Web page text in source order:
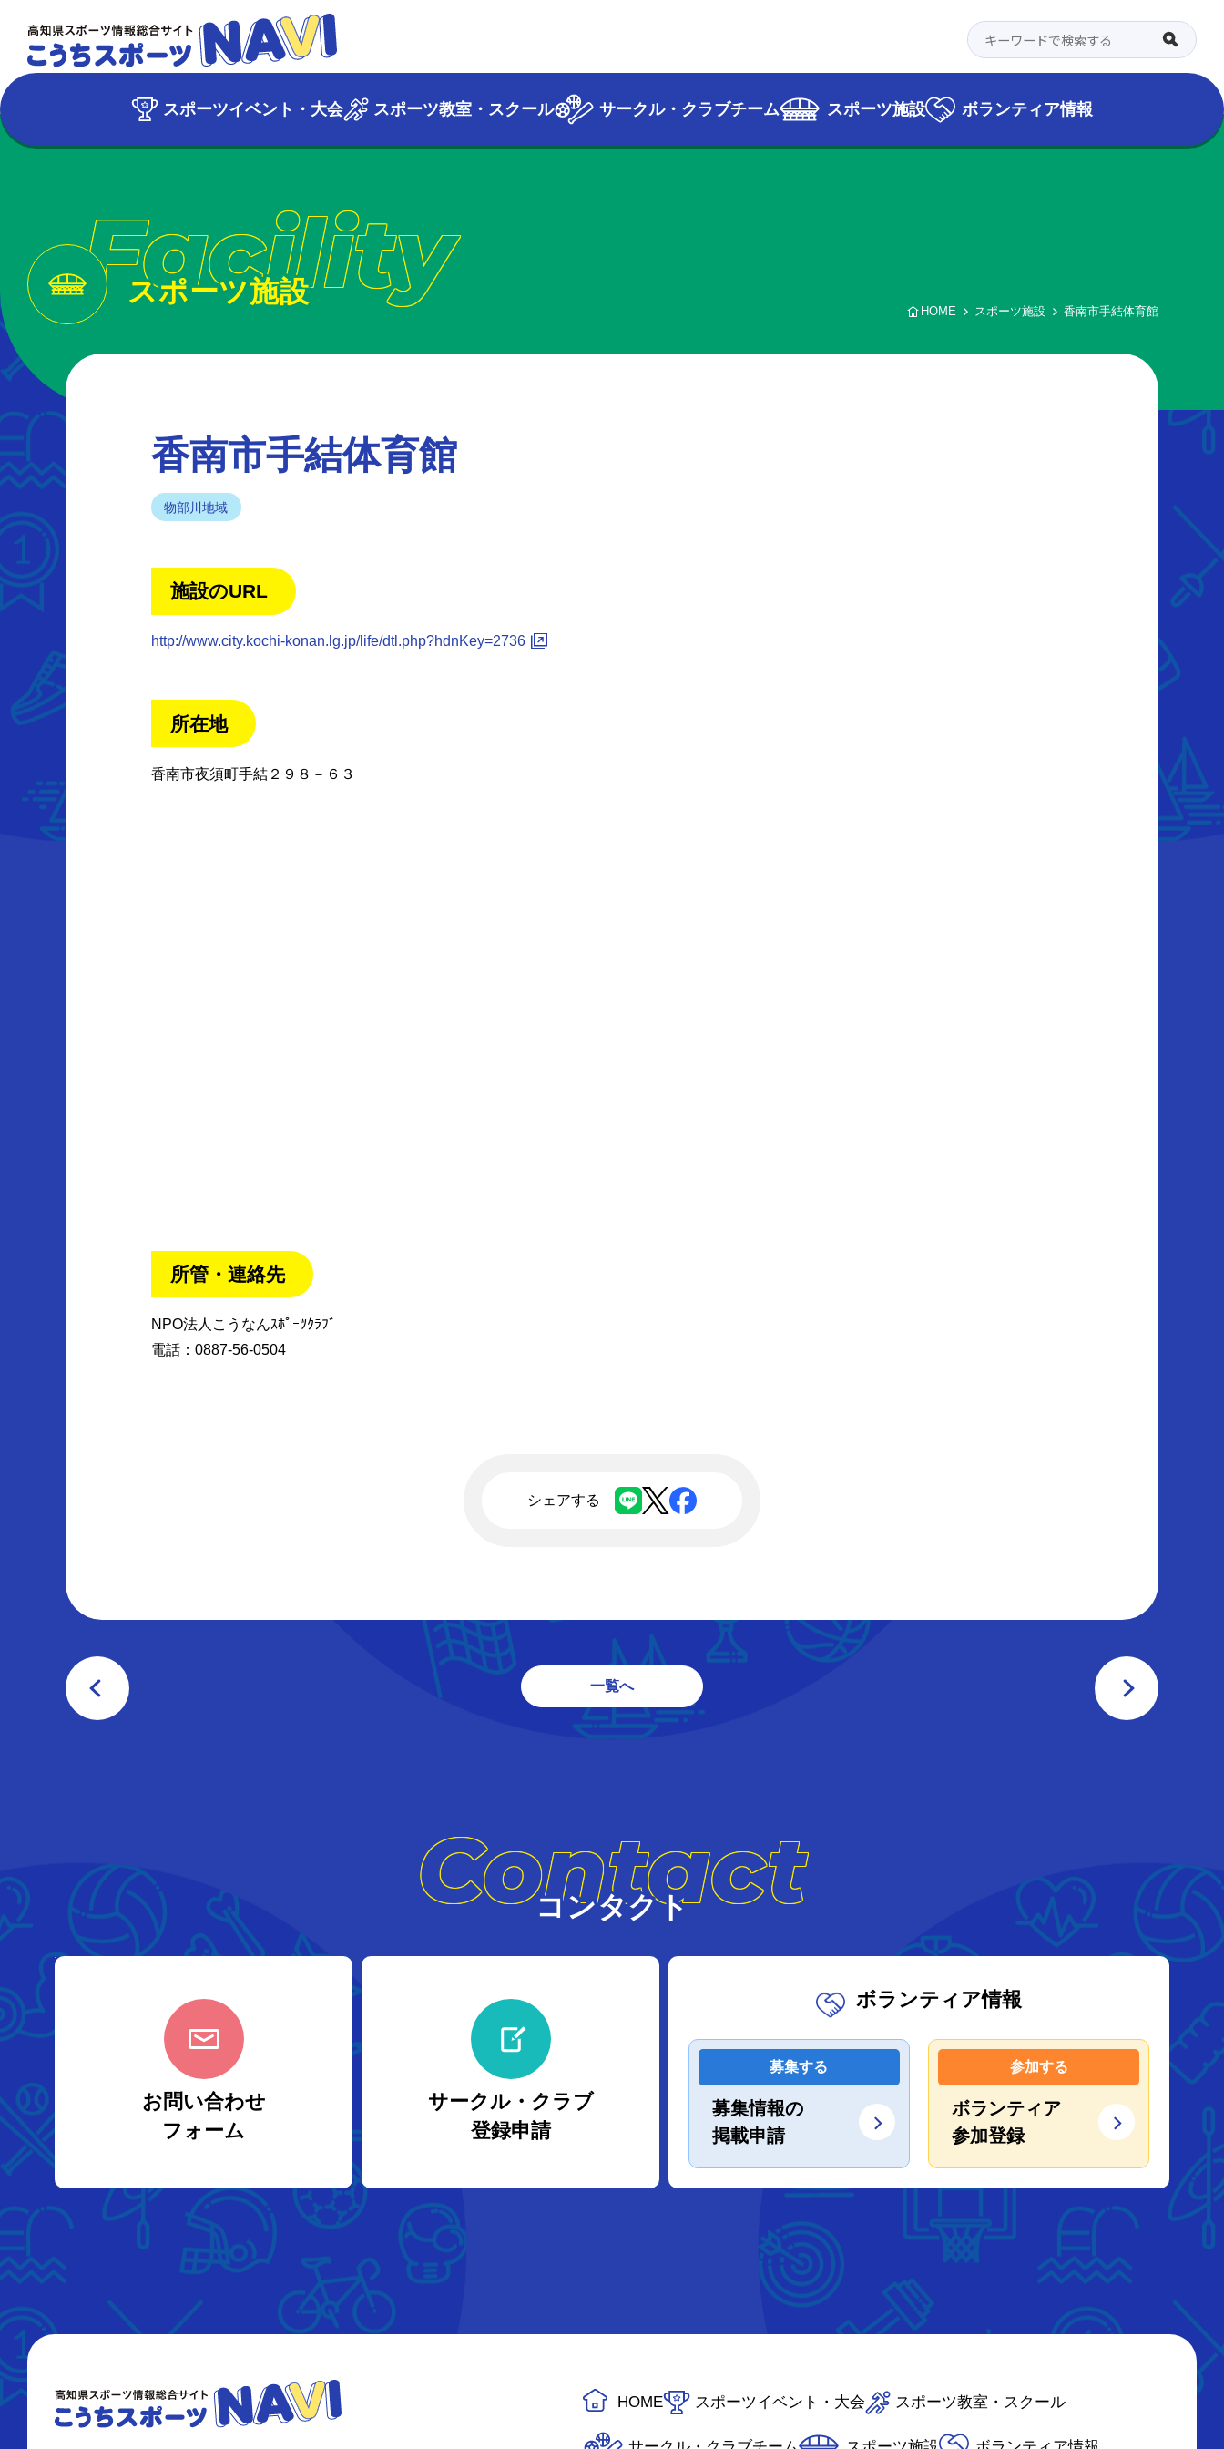
スポーツイベント・大会 スポーツ教室・スクール サークル・クラブチーム スポーツ施設 ボランティア情報
Facility
スポーツ施設
HOME スポーツ施設 香南市手結体育館
香南市手結体育館
物部川地域
施設のURL
http://www.city.kochi-konan.lg.jp/life/dtl.php?hdnKey=2736
所在地
香南市夜須町手結２９８－６３
所管・連絡先
NPO法人こうなんｽﾎﾟｰﾂｸﾗﾌﾞ
電話：0887-56-0504
シェアする
一覧へ
Contact
コンタクト
お問い合わせ
フォーム
サークル・クラブ
登録申請
ボランティア情報
募集する
募集情報の
掲載申請
参加する
ボランティア
参加登録
HOME スポーツイベント・大会 スポーツ教室・スクール